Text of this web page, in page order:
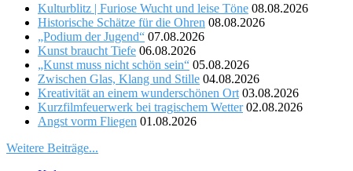
Kulturblitz | Furiose Wucht und leise Töne 08.08.2026
Historische Schätze für die Ohren 08.08.2026
„Podium der Jugend“ 07.08.2026
Kunst braucht Tiefe 06.08.2026
„Kunst muss nicht schön sein“ 05.08.2026
Zwischen Glas, Klang und Stille 04.08.2026
Kreativität an einem wunderschönen Ort 03.08.2026
Kurzfilmfeuerwerk bei tragischem Wetter 02.08.2026
Angst vorm Fliegen 01.08.2026
Weitere Beiträge...